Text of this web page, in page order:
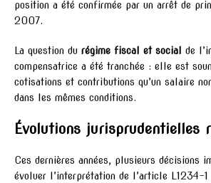
position a été confirmée par un arrêt de
2007.
La question du régime fiscal et social
de
compensatrice a été tranchée : elle est
cotisations et contributions qu’un salaire
dans les mêmes conditions.
Évolutions jurisprudentielles
Ces dernières années, plusieurs décisions
évoluer l’interprétation de l’article L1234-1